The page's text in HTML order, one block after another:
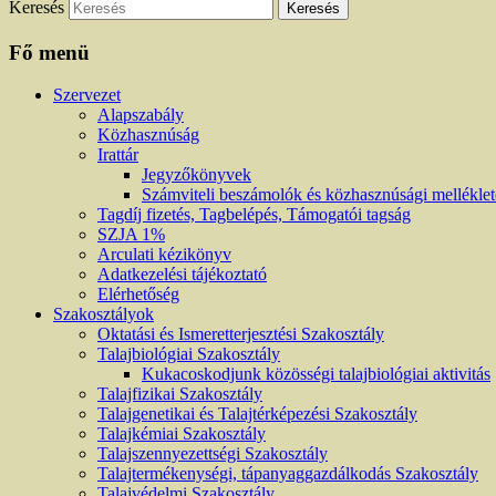
Keresés
Fő menü
Szervezet
Alapszabály
Közhasznúság
Irattár
Jegyzőkönyvek
Számviteli beszámolók és közhasznúsági
Tagdíj fizetés, Tagbelépés, Támogatói tagság
SZJA 1%
Arculati kézikönyv
Adatkezelési tájékoztató
Elérhetőség
Szakosztályok
Oktatási és Ismeretterjesztési Szakosztály
Talajbiológiai Szakosztály
Kukacoskodjunk közösségi talajbiológiai aktivitás
Talajfizikai Szakosztály
Talajgenetikai és Talajtérképezési Szakosztály
Talajkémiai Szakosztály
Talajszennyezettségi Szakosztály
Talajtermékenységi, tápanyaggazdálkodás Szakosztály